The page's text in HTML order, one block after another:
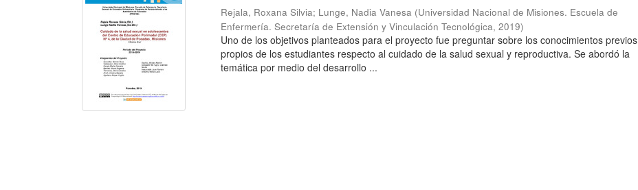
Rejala, Roxana Silvia; Lunge, Nadia Vanesa (Universidad Nacional de Misiones. Escuela de
Enfermería. Secretaría de Extensión y Vinculación Tecnológica,2019)
Uno de los objetivos planteados para el proyecto fue preguntar sobre los conocimientos previos
propios de los estudiantes respecto al cuidado de la salud sexual y reproductiva. Se abordó la
temática por medio del desarrollo ...